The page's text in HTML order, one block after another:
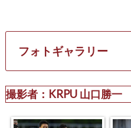
フォトギャラリー
撮影者：KRPU 山口勝一